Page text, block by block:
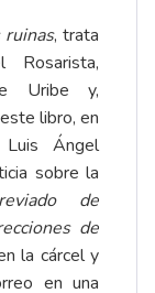
, trata
Rosarista,
Uribe y,
libro, en
Ángel
sobre la
de
de
la cárcel y
en una